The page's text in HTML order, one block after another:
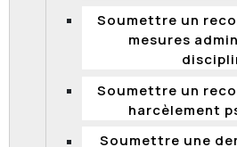
Soumettre un
mesures
Soumettre un
harcèlement
Soumettre une
Commission sur un
mesures
disciplinaires : fin de
(2024 QCCFP 22)
Le 20 décembre 2024, la
n’avait pas compétence pour